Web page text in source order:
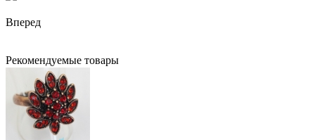
Вперед
Рекомендуемые товары